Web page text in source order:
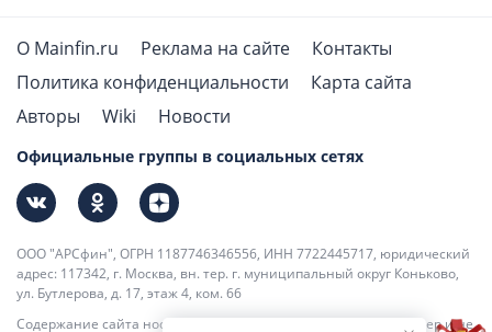
О Mainfin.ru Реклама на сайте
Контакты
Политика конфиденциальности
Карта сайта
Авторы
Wiki Новости
ООО "АРСфин", ОГРН 1187746346556, ИНН 7722445717, юридический
адрес: 117342, г. Москва, вн. тер. г. муниципальный округ Коньково,
ул. Бутлерова, д. 17, этаж 4, ком. 66
Содержание сайта носит информационно-справочный характер и не
Официальные группы в социальных сетях